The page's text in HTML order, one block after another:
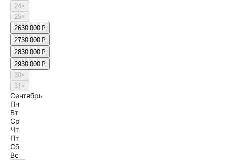
24×
25×
2630 000 ₽
2730 000 ₽
2830 000 ₽
2930 000 ₽
30×
31×
Сентябрь
Пн
Вт
Ср
Чт
Пт
Сб
Вс